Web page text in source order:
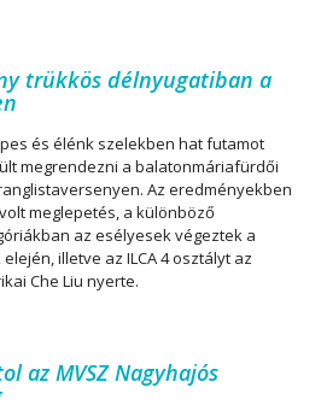
trükkös délnyugatiban a
és élénk szelekben hat futamot
megrendezni a balatonmáriafürdői
Az eredményekben
meglepetés, a különböző
az esélyesek végeztek a
illetve az ILCA 4 osztályt az
Che Liu nyerte.
az MVSZ Nagyhajós